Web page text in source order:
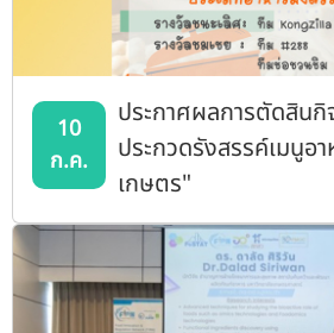
10
ก.ค.
ประกาศผลการตัดสินกิ
ประกวดรังสรรค์เมนูอ
เกษตร"